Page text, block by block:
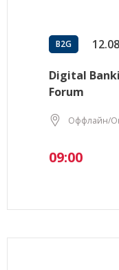
B2G
Digital
Forum
Оффлайн/
09:00